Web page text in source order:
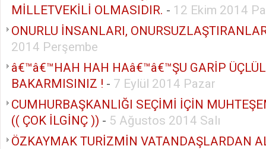
MİLLETVEKİLİ OLMASIDIR. - 12 Ekim 2014
ONURLU İNSANLARI,
2014 Perşembe
â€™â€™HAH HAH HAâ€™â€™ŞU GARİP
BAKARMISINIZ ! - 7 Eylül 2014 Pazar
CUMHURBAŞKANLIĞI SEÇİMİ İÇİN
(( ÇOK İLGİNÇ )) - 5 Ağustos 2014 Salı
ÖZKAYMAK TURİZMİN VATANDAŞLARDAN